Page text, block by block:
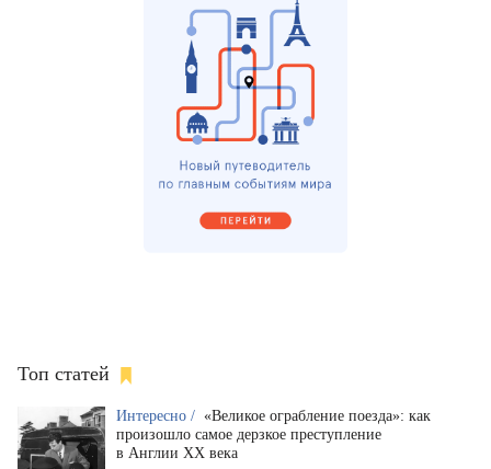
Топ статей
Интересно / «Великое ограбление поезда»: как
произошло самое дерзкое преступление
в Англии XX века